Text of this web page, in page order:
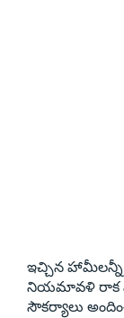
ఇచ్చిన హామీలన్నీ
నియమావళి రాక
సౌకర్యాలు